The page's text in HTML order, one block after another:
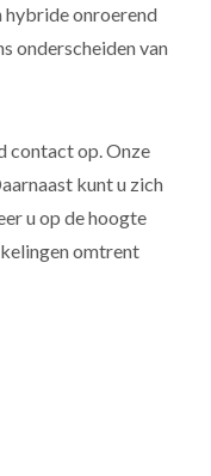
hybride onroerend
onderscheiden van
contact op. Onze
kunt u zich
u op de hoogte
omtrent